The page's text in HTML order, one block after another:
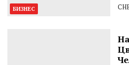
БИЗНЕС